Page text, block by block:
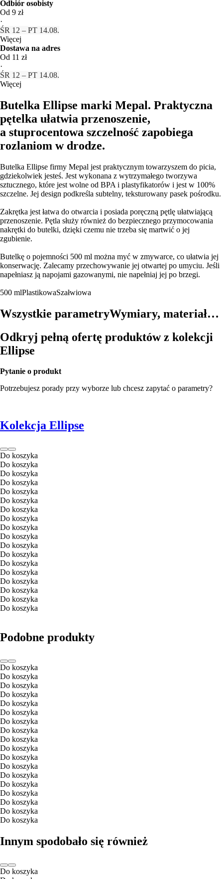
Odbiór osobisty
Od 9 zł
·
ŚR 12 – PT 14.08.
Więcej
Dostawa na adres
Od 11 zł
·
ŚR 12 – PT 14.08.
Więcej
Butelka Ellipse marki Mepal. Praktyczna
pętelka ułatwia przenoszenie,
a stuprocentowa szczelność zapobiega
rozlaniom w drodze.
Butelka Ellipse firmy Mepal jest praktycznym towarzyszem do picia,
gdziekolwiek jesteś. Jest wykonana z wytrzymałego tworzywa
sztucznego, które jest wolne od BPA i plastyfikatorów i jest w 100%
szczelne. Jej design podkreśla subtelny, teksturowany pasek pośrodku.
Zakrętka jest łatwa do otwarcia i posiada poręczną pętlę ułatwiającą
przenoszenie. Pętla służy również do bezpiecznego przymocowania
nakrętki do butelki, dzięki czemu nie trzeba się martwić o jej
zgubienie.
Butelkę o pojemności 500 ml można myć w zmywarce, co ułatwia jej
konserwację. Zalecamy przechowywanie jej otwartej po umyciu. Jeśli
napełniasz ją napojami gazowanymi, nie napełniaj jej po brzegi.
500 mlPlastikowaSzałwiowa
Wszystkie parametryWymiary, materiał…
Odkryj pełną ofertę produktów z kolekcji
Ellipse
Pytanie o produkt
Potrzebujesz porady przy wyborze lub chcesz zapytać o parametry?
Kolekcja Ellipse
Do koszyka
Do koszyka
Do koszyka
Do koszyka
Do koszyka
Do koszyka
Do koszyka
Do koszyka
Do koszyka
Do koszyka
Do koszyka
Do koszyka
Do koszyka
Do koszyka
Do koszyka
Do koszyka
Do koszyka
Do koszyka
Podobne produkty
Do koszyka
Do koszyka
Do koszyka
Do koszyka
Do koszyka
Do koszyka
Do koszyka
Do koszyka
Do koszyka
Do koszyka
Do koszyka
Do koszyka
Do koszyka
Do koszyka
Do koszyka
Do koszyka
Do koszyka
Do koszyka
Innym spodobało się również
Do koszyka